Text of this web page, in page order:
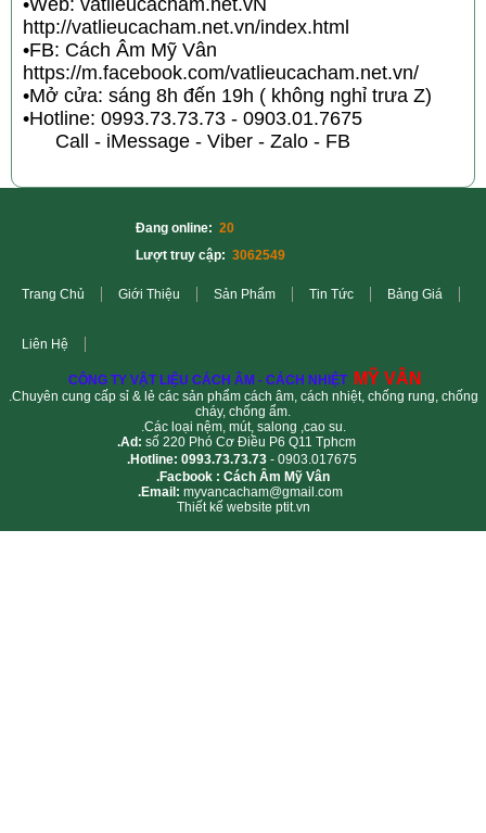
•Web: vatlieucacham.net.vN
http://vatlieucacham.net.vn/index.html
•FB: Cách Âm Mỹ Vân
https://m.facebook.com/vatlieucacham.net.vn/
•Mở cửa: sáng 8h đến 19h ( không nghỉ trưa Z)
•Hotline: 0993.73.73.73 - 0903.01.7675
Call - iMessage - Viber - Zalo - FB
Đang online: 20
Lượt truy cập: 3062549
Trang Chủ Giới Thiệu Sản Phẩm Tin Tức Bảng Giá
Liên Hệ
CÔNG TY VẬT LIỆU CÁCH ÂM - CÁCH NHIỆT MỸ VÂN
.Chuyên cung cấp sỉ & lẻ các sản phẩm cách âm, cách nhiệt, chống rung, chống
cháy, chống ẩm.
.Các loại nệm, mút, salong ,cao su.
.Ad: số 220 Phó Cơ Điều P6 Q11 Tphcm
.Hotline: 0993.73.73.73- 0903.017675
.Facbook : Cách Âm Mỹ Vân
.Email: myvancacham@gmail.com
Thiết kế website ptit.vn